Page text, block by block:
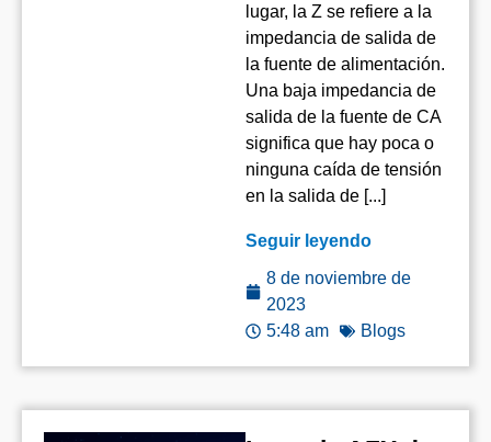
lugar, la Z se refiere a la
impedancia de salida de
la fuente de alimentación.
Una baja impedancia de
salida de la fuente de CA
significa que hay poca o
ninguna caída de tensión
en la salida de [...]
Seguir leyendo
8 de noviembre de
2023
5:48 am
Blogs